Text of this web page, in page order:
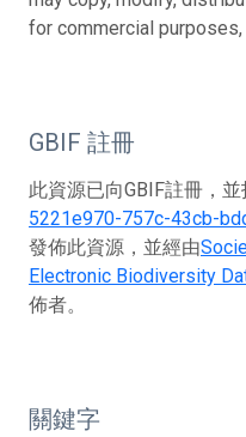
for commercial
GBIF 註冊
此資源已向GBIF註冊，並
5221e970-757c-43cb-
發佈此資源，並經由
Electronic Biodiversity
佈者。
關鍵字